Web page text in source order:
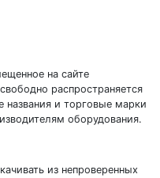
на сайте
распространяется
названия и торговые марки
оборудования.
из непроверенных